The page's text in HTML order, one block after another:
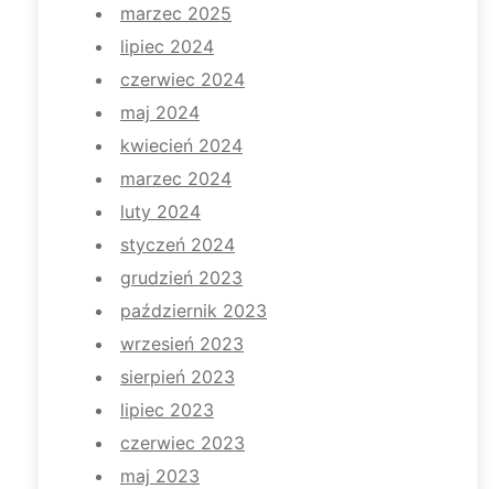
marzec 2025
lipiec 2024
czerwiec 2024
maj 2024
kwiecień 2024
marzec 2024
luty 2024
styczeń 2024
grudzień 2023
październik 2023
wrzesień 2023
sierpień 2023
lipiec 2023
czerwiec 2023
maj 2023